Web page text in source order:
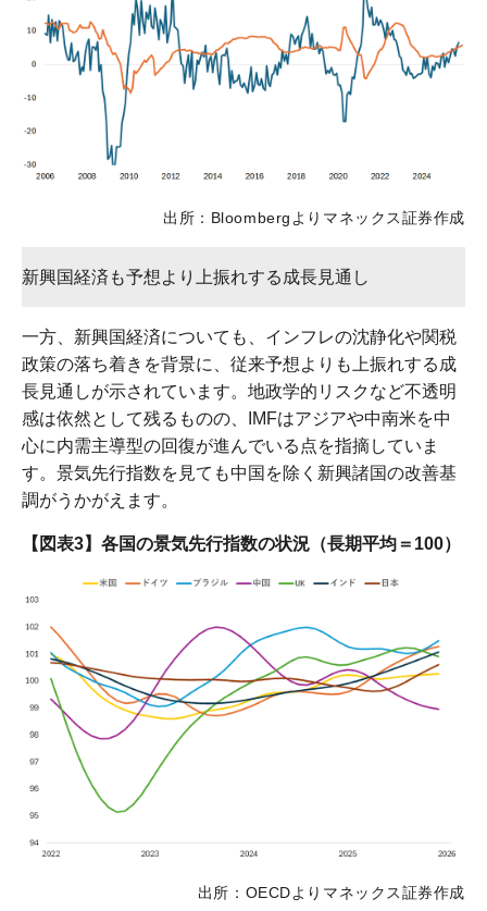
出所：Bloombergよりマネックス証券作成
新興国経済も予想より上振れする成長見通し
一方、新興国経済についても、インフレの沈静化や関税
政策の落ち着きを背景に、従来予想よりも上振れする成
長見通しが示されています。地政学的リスクなど不透明
感は依然として残るものの、IMFはアジアや中南米を中
心に内需主導型の回復が進んでいる点を指摘していま
す。景気先行指数を見ても中国を除く新興諸国の改善基
調がうかがえます。
【図表3】各国の景気先行指数の状況（長期平均＝100）
出所：OECDよりマネックス証券作成